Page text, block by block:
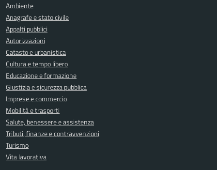
Ambiente
Anagrafe e stato civile
Appalti pubblici
Autorizzazioni
Catasto e urbanistica
Cultura e tempo libero
Educazione e formazione
Giustizia e sicurezza pubblica
Imprese e commercio
Mobilità e trasporti
Salute, benessere e assistenza
Tributi, finanze e contravvenzioni
Turismo
Vita lavorativa